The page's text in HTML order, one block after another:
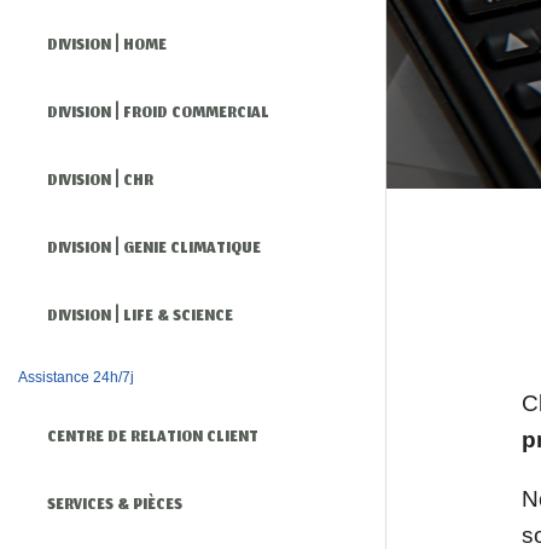
DIVISION | HOME
DIVISION | FROID COMMERCIAL
DIVISION | CHR
DIVISION | GENIE CLIMATIQUE
DIVISION | LIFE & SCIENCE
Assistance 24h/7j
CENTRE DE RELATION CLIENT
SERVICES & PIÈCES